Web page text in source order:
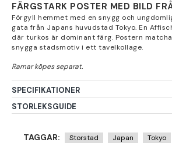
FÄRGSTARK POSTER MED BILD
Förgyll hemmet med en snygg och
gata från Japans huvudstad Tokyo. En
där turkos är dominant färg. Postern
snygga stadsmotiv i ett tavelkollage.
SPECIFIKATIONER
STORLEKSGUIDE
TAGGAR: Storstad Japan Tokyo